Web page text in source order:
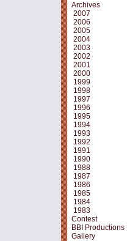
Archives
2007
2006
2005
2004
2003
2002
2001
2000
1999
1998
1997
1996
1995
1994
1993
1992
1991
1990
1988
1987
1986
1985
1984
1983
Contest
BBI Productions
Gallery